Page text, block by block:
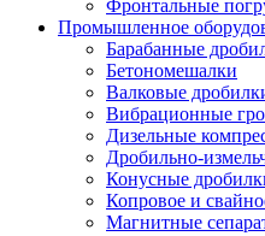
Фронтальные
Промышленное
Барабанные
Бетономешалки
Валковые
Вибрационные
Дизельные
Дробильно-
Конусные
Копровое и
Магнитные